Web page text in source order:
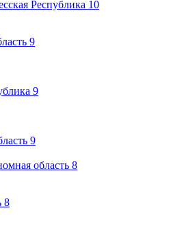
Республика 10
9
9
9
область 8
8